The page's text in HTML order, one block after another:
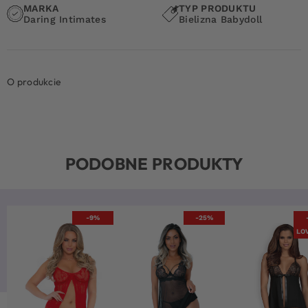
MARKA
Daring Intimates
TYP PRODUKTU
Bielizna Babydoll
O produkcie
PODOBNE PRODUKTY
-9% -25%